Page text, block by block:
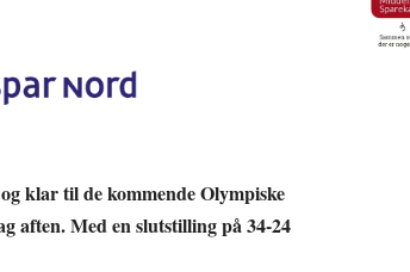
klar til de kommende Olympiske
aften. Med en slutstilling på 34-24